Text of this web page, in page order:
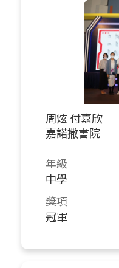
周炫 付嘉欣
嘉諾撒書院
年級
中學
獎項
冠軍